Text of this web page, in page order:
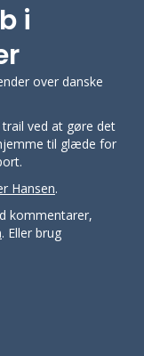
i
over danske
ved at gøre det
til glæde for
Hansen.
kommentarer,
. Eller brug